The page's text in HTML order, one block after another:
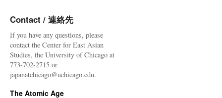
Contact / 連絡先
If you have any questions, please
contact the Center for East Asian
Studies, the University of Chicago at
773-702-2715 or
japanatchicago@uchicago.edu.
The Atomic Age